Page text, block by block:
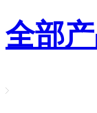
全部